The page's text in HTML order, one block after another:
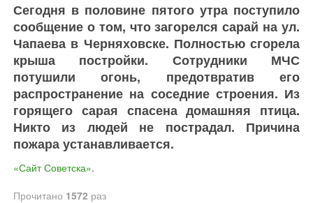
Сегодня в половине пятого утра поступило
сообщение о том, что загорелся сарай на ул.
Чапаева в Черняховске. Полностью сгорела
крыша постройки. Сотрудники МЧС
потушили огонь, предотвратив его
распространение на соседние строения. Из
горящего сарая спасена домашняя птица.
Никто из людей не пострадал. Причина
пожара устанавливается.
«Сайт Советска».
Прочитано 1572 раз